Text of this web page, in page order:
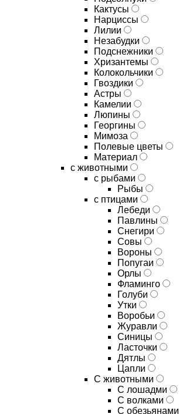
Кактусы
Нарциссы
Лилии
Незабудки
Подснежники
Хризантемы
Колокольчики
Гвоздики
Астры
Камелии
Люпины
Георгины
Мимоза
Полевые цветы
Материал
с животными
с рыбами
Рыбы
с птицами
Лебеди
Павлины
Снегири
Совы
Вороны
Попугаи
Орлы
Фламинго
Голуби
Утки
Воробьи
Журавли
Синицы
Ласточки
Дятлы
Цапли
С животными
С лошадми
С волками
С обезьянами